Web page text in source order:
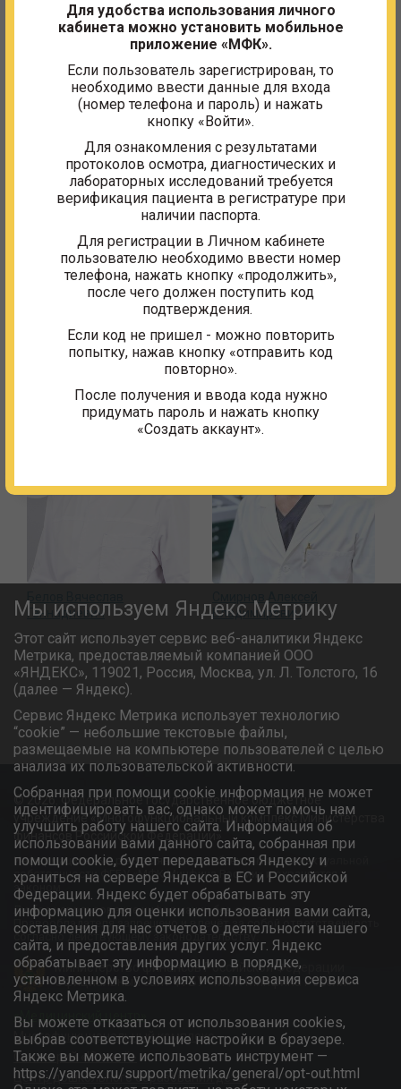
Образование
среднее профессиональное, диплом УТ №
094469, Омский медицинский колледж,
01.07.1994
Сертификаты
Периодическая аккредитация: лабораторная
диагностика, № реестровой записи
7723021711313, протокол №59, с 02.03.2023 по
02.03.2028
Другие сотрудники
Геннадиевич
Владимирович
© 2026. Федеральное государственное бюджетное
учреждение «Многофункциональный комплекс Министерства
финансов Российской Федерации»
Информационный ресурс является объектом интеллектуальной
собственности ФГБУ «МФК Минфина России» и охраняется
законом.
Любое использование информации без ссылки на
Правообладателя запрещено и влечёт за собой ответственность
согласно действующему законодательству.
Министерство финансов Российской Федерации
Официальный сайт ФГБУ «МФК Минфина России»
«Медицинский центр»
Многофункциональный комплекс
Санаторий «Южный»
Центр дошкольного образования детей
Мы используем Яндекс Метрику
Этот сайт использует сервис веб-аналитики Яндекс
Метрика, предоставляемый компанией ООО
«ЯНДЕКС», 119021, Россия, Москва, ул. Л. Толстого, 16
(далее — Яндекс).
Сервис Яндекс Метрика использует технологию
“cookie” — небольшие текстовые файлы,
размещаемые на компьютере пользователей с целью
анализа их пользовательской активности.
Собранная при помощи cookie информация не может
идентифицировать вас, однако может помочь нам
улучшить работу нашего сайта. Информация об
использовании вами данного сайта, собранная при
помощи cookie, будет передаваться Яндексу и
храниться на сервере Яндекса в ЕС и Российской
Федерации. Яндекс будет обрабатывать эту
информацию для оценки использования вами сайта,
составления для нас отчетов о деятельности нашего
сайта, и предоставления других услуг. Яндекс
обрабатывает эту информацию в порядке,
установленном в условиях использования сервиса
Яндекс Метрика.
Вы можете отказаться от использования cookies,
выбрав соответствующие настройки в браузере.
Также вы можете использовать инструмент —
https://yandex.ru/support/metrika/general/opt-out.html
Для удобства использования личного
кабинета можно установить мобильное
приложение «МФК».
Если пользователь зарегистрирован, то
необходимо ввести данные для входа
(номер телефона и пароль) и нажать
кнопку «Войти».
Для ознакомления с результатами
протоколов осмотра, диагностических и
лабораторных исследований требуется
верификация пациента в регистратуре при
наличии паспорта.
Для регистрации в Личном кабинете
пользователю необходимо ввести номер
телефона, нажать кнопку «продолжить»,
после чего должен поступить код
подтверждения.
Если код не пришел - можно повторить
попытку, нажав кнопку «отправить код
повторно».
После получения и ввода кода нужно
придумать пароль и нажать кнопку
«Создать аккаунт».